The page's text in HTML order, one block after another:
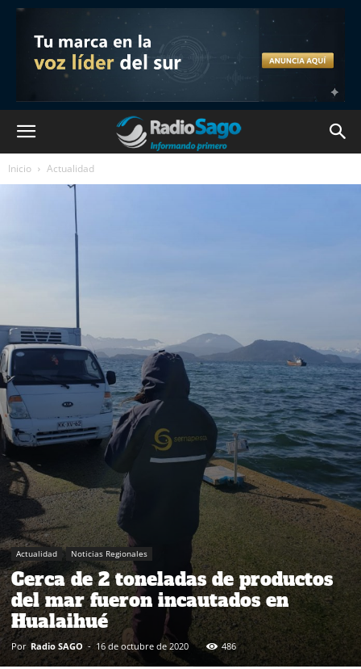
Inicio Actualidad
Actualidad Noticias Regionales
Cerca de 2 toneladas de productos
del mar fueron incautados en
Hualaihué
Por Radio SAGO - 16 de octubre de 2020 486